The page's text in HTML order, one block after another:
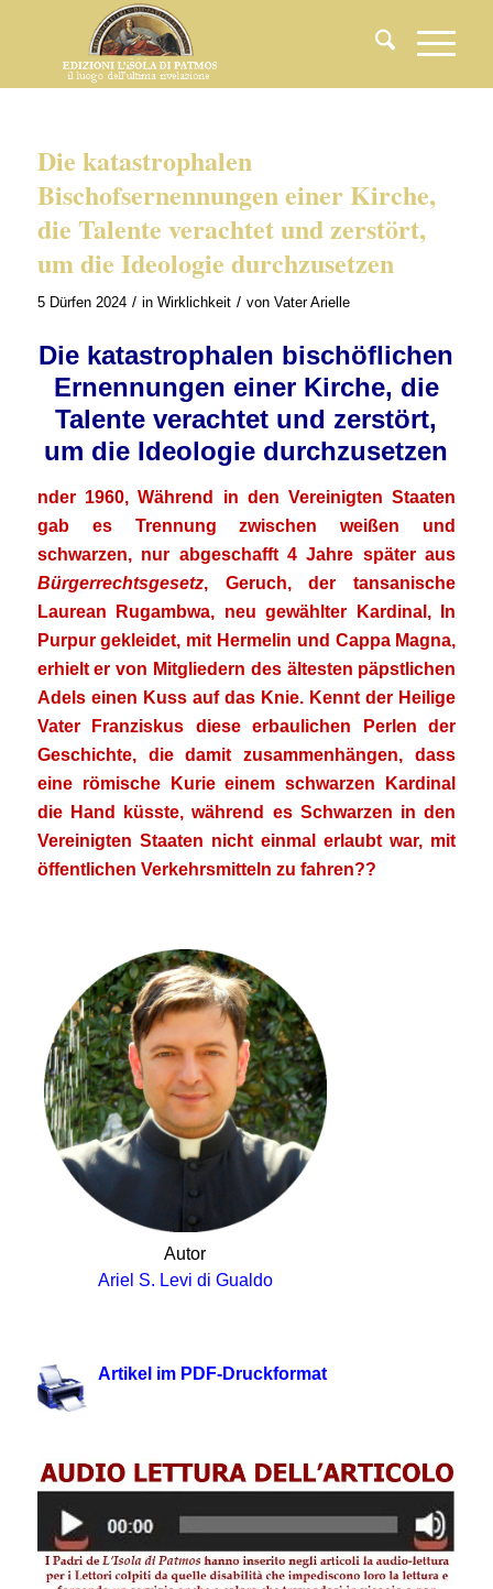
Die katastrophalen
Bischofsernennungen einer Kirche,
die Talente verachtet und zerstört,
um die Ideologie durchzusetzen
5 Dürfen 2024 / in Wirklichkeit / von Vater Arielle
Die katastrophalen bischöflichen
Ernennungen einer Kirche, die
Talente verachtet und zerstört,
um die Ideologie durchzusetzen
nder 1960,Während in den Vereinigten Staaten
gab es Trennung zwischen weißen und
schwarzen, nur abgeschafft 4 Jahre später aus
Bürgerrechtsgesetz, Geruch, der tansanische
Laurean Rugambwa, neu gewählter Kardinal, In
Purpur gekleidet, mit Hermelin und Cappa Magna,
erhielt er von Mitgliedern des ältesten päpstlichen
Adels einen Kuss auf das Knie. Kennt der Heilige
Vater Franziskus diese erbaulichen Perlen der
Geschichte, die damit zusammenhängen, dass
eine römische Kurie einem schwarzen Kardinal
die Hand küsste, während es Schwarzen in den
Vereinigten Staaten nicht einmal erlaubt war, mit
öffentlichen Verkehrsmitteln zu fahren??
Autor
Ariel S. Levi di Gualdo
Artikel im PDF-Druckformat